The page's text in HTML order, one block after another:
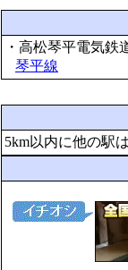
・高松琴平電気鉄
琴平線
5km以内に他の駅